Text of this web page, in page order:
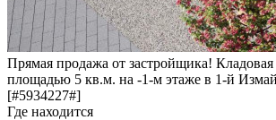
Прямая продажа от застройщика!
площадью 5 кв.м. на -1-м этаже в 1-й
[#5934227#]
Где находится